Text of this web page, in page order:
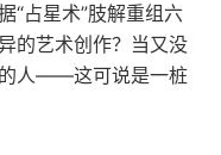
“占星术”肢解重组六
的艺术创作？当又没
的人——这可说是一桩